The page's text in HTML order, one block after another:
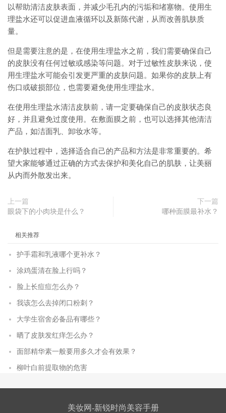
以帮助清洁皮肤表面，并减少毛孔内的污垢和堵塞物。使用生
理盐水还可以促进血液循环以及新陈代谢，从而改善肌肤质
量。
但是需要注意的是，在使用生理盐水之前，我们需要确保自己
的皮肤没有任何过敏或感染等问题。对于过敏性皮肤来说，使
用生理盐水可能会引发更严重的皮肤问题。如果你的皮肤上有
伤口或破损部位，也需要避免使用生理盐水。
在使用生理盐水清洁皮肤前，请一定要确保自己的皮肤状态良
好，并且避免过度使用。在敷面膜之前，也可以选择其他清洁
产品，如洁面乳、卸妆水等。
在护肤过程中，选择适合自己的产品和方法是非常重要的。希
望大家能够通过正确的方式去保护和美化自己的肌肤，让美丽
从内而外散发出来。
上一篇
眼袋下的小肉块是什么？
下一篇
哪种面膜最补水？
相关推荐
护手霜和乳液哪个更补水？
涂鸡蛋清在脸上行吗？
脸上长痘痘怎么办？
我该怎么去掉闭口粉刺？
大学生宿舍必备品有哪些？
晒了皮肤发红痒怎么办？
面部精华素一般要用多久才会有效果？
柳叶白前提取物的危害
美妆网-新锐时尚美容手册